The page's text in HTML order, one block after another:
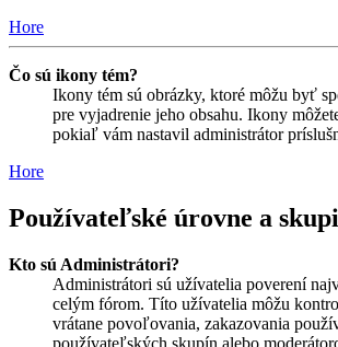
Hore
Čo sú ikony tém?
Ikony tém sú obrázky, ktoré môžu byť
pre vyjadrenie jeho obsahu. Ikony
pokiaľ vám nastavil administrátor
Hore
Používateľské úrovne a
Kto sú Administrátori?
Administrátori sú užívatelia poverení
celým fórom. Títo užívatelia môžu
vrátane povoľovania, zakazovania
používateľských skupín alebo